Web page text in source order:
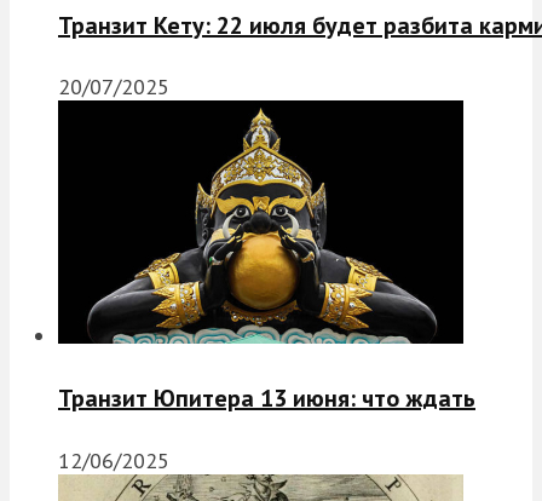
Транзит Кету: 22 июля будет разбита
20/07/2025
Транзит Юпитера 13 июня: что ждать
12/06/2025